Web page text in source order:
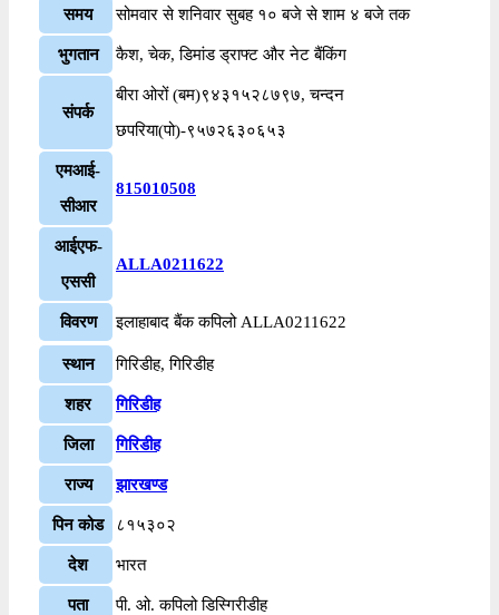
समय सोमवार से शनिवार सुबह १० बजे से शाम ४ बजे तक
भुगतान कैश, चेक, डिमांड ड्राफ्ट और नेट बैंकिंग
संपर्क
बीरा ओरों (बम)९४३१५२८७९७, चन्दन
छपरिया(पो)-९५७२६३०६५३
एमआई-
सीआर
815010508
आईएफ-
एससी
ALLA0211622
विवरण इलाहाबाद बैंक कपिलो ALLA0211622
स्थान गिरिडीह, गिरिडीह
शहर गिरिडीह
जिला गिरिडीह
राज्य झारखण्ड
पिन कोड ८१५३०२
देश भारत
पता पी. ओ. कपिलो डिस्गिरीडीह